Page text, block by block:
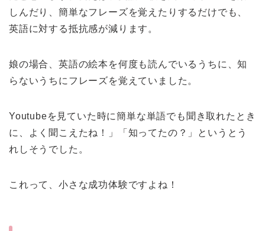
しんだり、簡単なフレーズを覚えたりするだけでも、
英語に対する抵抗感が減ります。
娘の場合、英語の絵本を何度も読んでいるうちに、知
らないうちにフレーズを覚えていました。
Youtubeを見ていた時に簡単な単語でも聞き取れたとき
に、よく聞こえたね！」「知ってたの？」というとう
れしそうでした。
これって、小さな成功体験ですよね！